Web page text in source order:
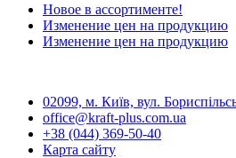
Новое в ассортименте!
Изменение цен на продукцию
Изменение цен на продукцию
02099, м. Київ, вул.
office@kraft-plus.com.ua
+38 (044) 369-50-40
Карта сайту